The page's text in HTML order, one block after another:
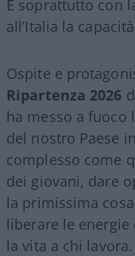
E soprattutto con
all’Italia la
Ospite e
Ripartenza 2026
ha messo a fuoco
del nostro Paese
complesso come
dei giovani, dare
la primissima
liberare le energie
la vita a chi lavora.